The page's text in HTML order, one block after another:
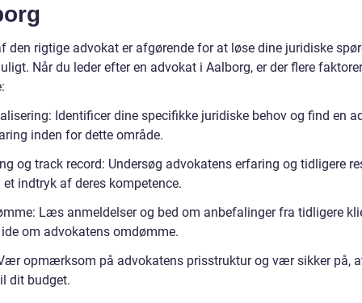
den rigtige advokat er afgørende for at løse dine juridiske
Når du leder efter en advokat i Aalborg, er der flere
Identificer dine specifikke juridiske behov og find en
inden for dette område.
og track record: Undersøg advokatens erfaring og tidligere
indtryk af deres kompetence.
Læs anmeldelser og bed om anbefalinger fra tidligere
om advokatens omdømme.
opmærksom på advokatens prisstruktur og vær sikker på,
dit budget.